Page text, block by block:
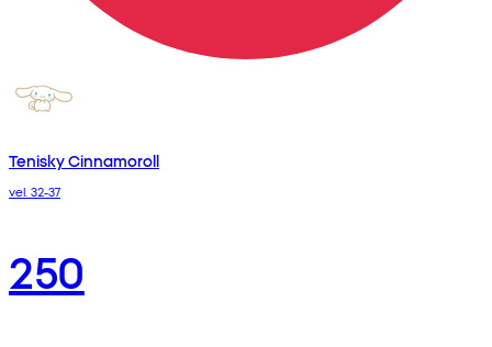
Tenisky Cinnamoroll
vel. 32-37
250